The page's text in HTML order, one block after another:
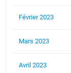
Février 2023
Mars 2023
Avril 2023